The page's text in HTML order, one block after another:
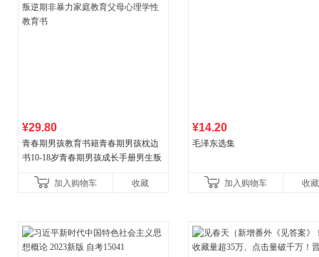
¥29.80
青春期男孩教育书籍青春期男孩枕边
书10-18岁青春期男孩成长手册男生叛
育书
加入购物车 收藏
¥14.20
毛泽东选集
加入购物车 收藏